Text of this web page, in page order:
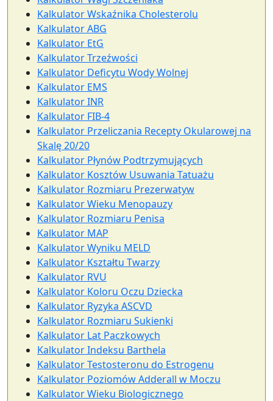
Kalkulator Wskaźnika Cholesterolu
Kalkulator ABG
Kalkulator EtG
Kalkulator Trzeźwości
Kalkulator Deficytu Wody Wolnej
Kalkulator EMS
Kalkulator INR
Kalkulator FIB-4
Kalkulator Przeliczania Recepty Okularowej na
Skalę 20/20
Kalkulator Płynów Podtrzymujących
Kalkulator Kosztów Usuwania Tatuażu
Kalkulator Rozmiaru Prezerwatyw
Kalkulator Wieku Menopauzy
Kalkulator Rozmiaru Penisa
Kalkulator MAP
Kalkulator Wyniku MELD
Kalkulator Kształtu Twarzy
Kalkulator RVU
Kalkulator Koloru Oczu Dziecka
Kalkulator Ryzyka ASCVD
Kalkulator Rozmiaru Sukienki
Kalkulator Lat Paczkowych
Kalkulator Indeksu Barthela
Kalkulator Testosteronu do Estrogenu
Kalkulator Poziomów Adderall w Moczu
Kalkulator Wieku Biologicznego